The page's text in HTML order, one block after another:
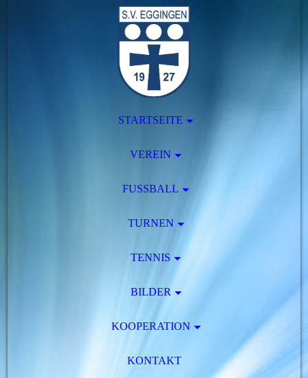
STARTSEITE
VEREIN
FUSSBALL
TURNEN
TENNIS
BILDER
KOOPERATION
KONTAKT